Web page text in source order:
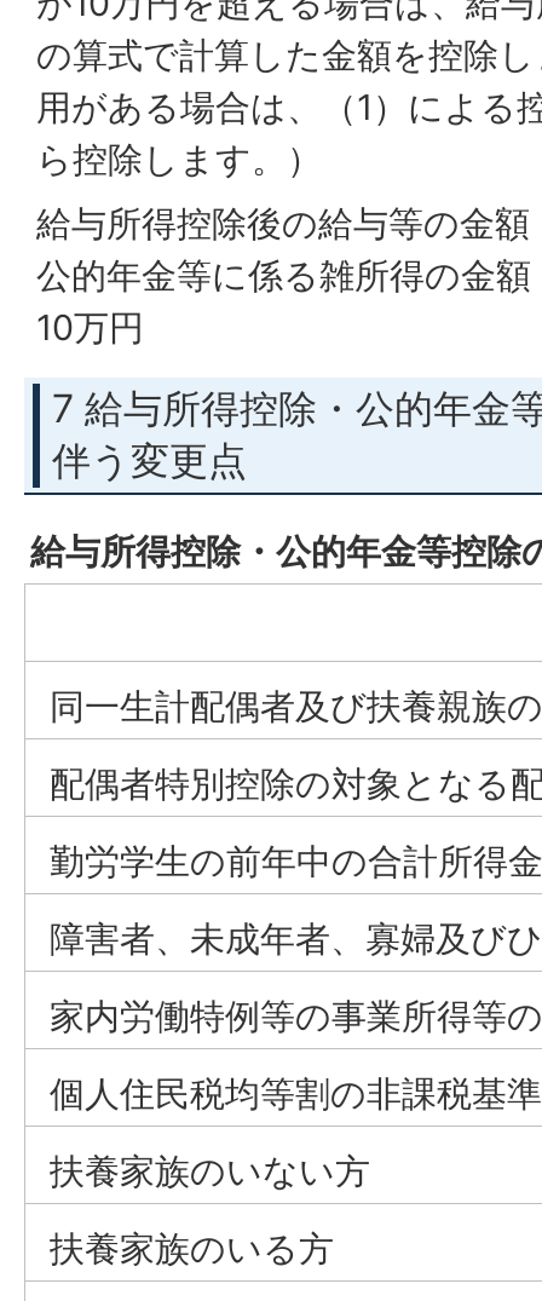
の算式で計算した金額を控除
用がある場合は、（1）による
ら控除します。）
給与所得控除後の給与等の金
公的年金等に係る雑所得の金
10万円
7 給与所得控除・公的年金
伴う変更点
給与所得控除・公的年金等控除
同一生計配偶者及び扶養親族
配偶者特別控除の対象となる
勤労学生の前年中の合計所得
障害者、未成年者、寡婦及び
家内労働特例等の事業所得等
個人住民税均等割の非課税基準
扶養家族のいない方
扶養家族のいる方